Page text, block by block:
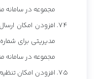
مجموعه در سامانه
افزودن امکان
مدیریتی برای
مجموعه در سامانه
افزودن امکان